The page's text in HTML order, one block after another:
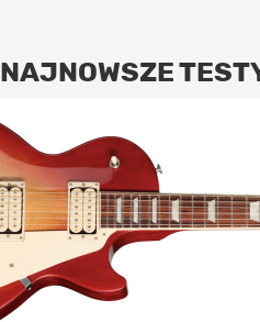
NAJNOWSZE